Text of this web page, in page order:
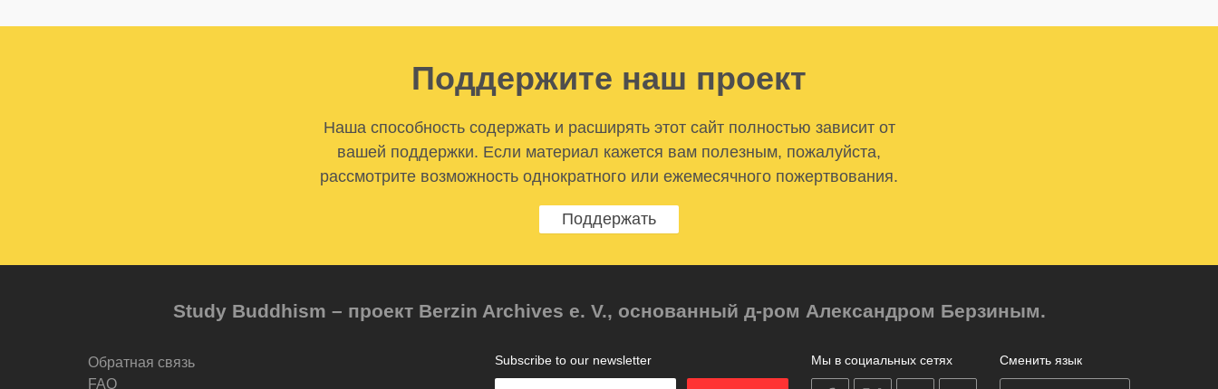
Поддержите наш проект
Наша способность содержать и расширять этот сайт полностью зависит от
вашей поддержки. Если материал кажется вам полезным, пожалуйста,
рассмотрите возможность однократного или ежемесячного пожертвования.
Поддержать
Study Buddhism – проект Berzin Archives e. V., основанный д-ром Александром Берзиным.
Обратная связь
FAQ
Сменить язык
Мы в социальных сетях
on
on on
Subscribe to our newsletter